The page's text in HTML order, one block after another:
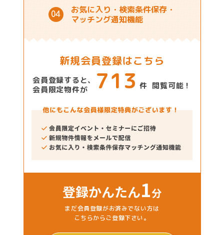
04 お気に入り・検索条件保存・
マッチング通知機能
新規会員登録はこちら
会員登録すると、
会員限定物件が
713 件 閲覧可能！
登録かんたん1分
まだ会員登録がお済みでない方は
こちらからご登録下さい。